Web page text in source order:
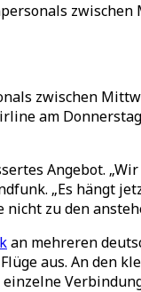
zwischen
am
Angebot.
„Es hängt
zu den
an mehreren
aus. An den